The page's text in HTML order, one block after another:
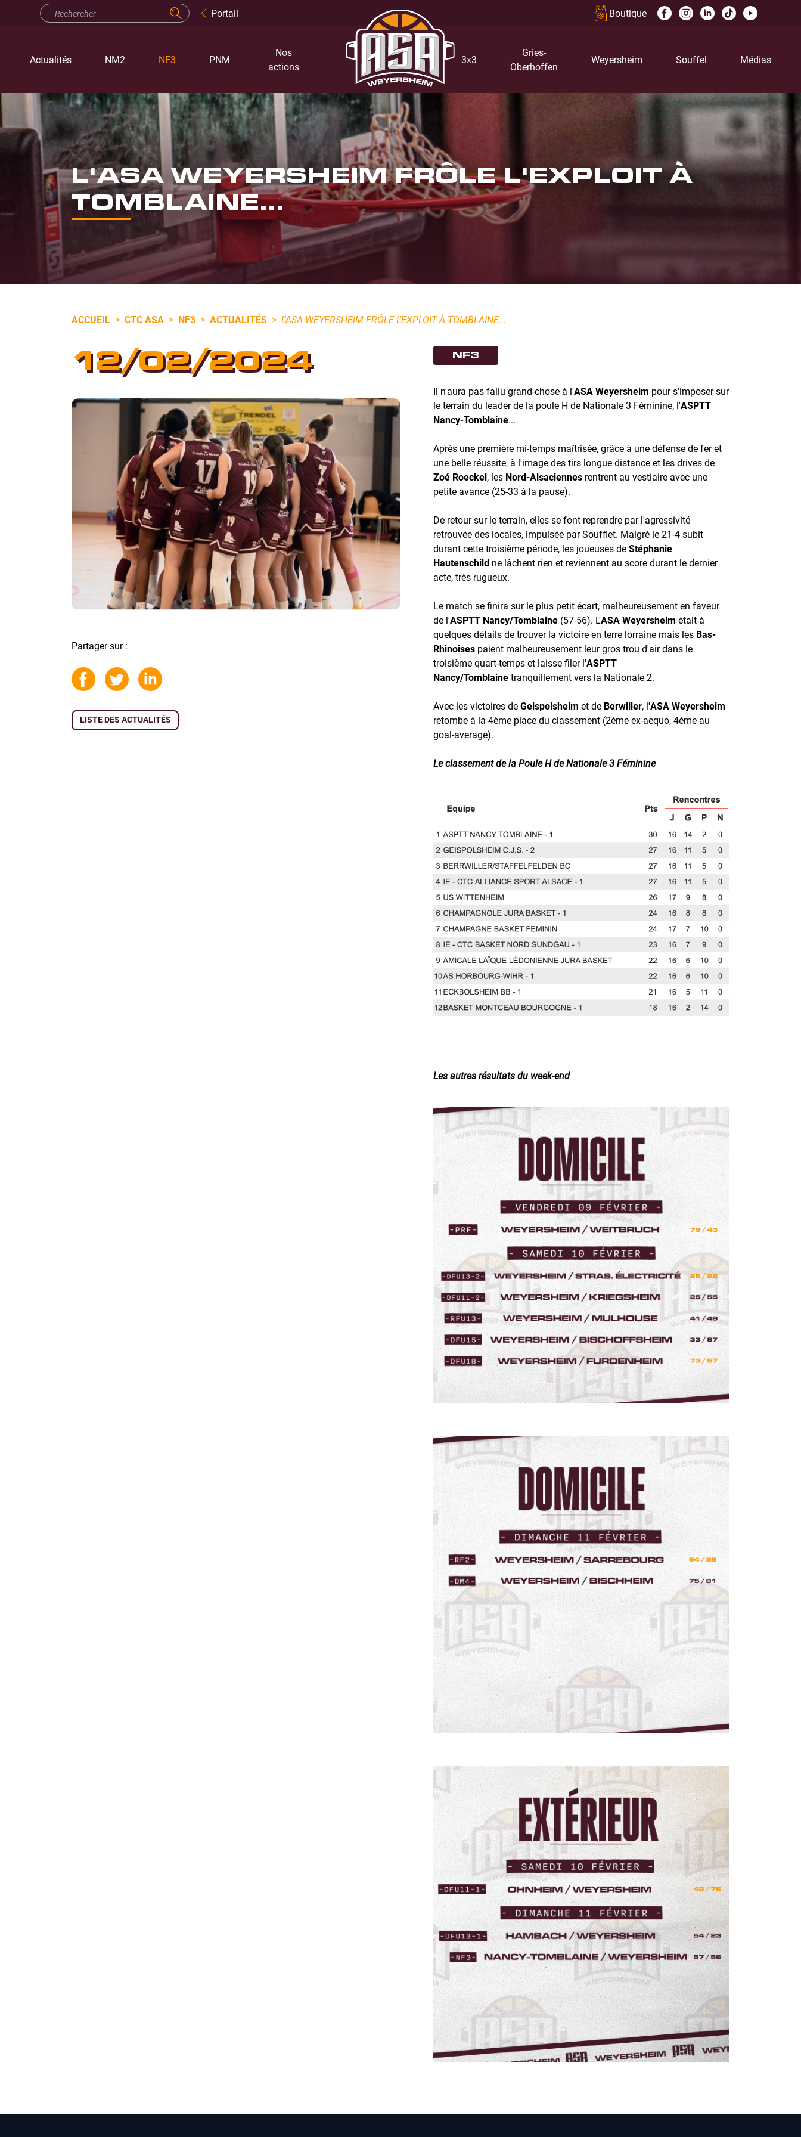
Portail Boutique
Actualités NM2 NF3 PNM
Nos
actions
3x3
Gries-
Oberhoffen
Weyersheim Souffel Médias
L'ASA WEYERSHEIM FRÔLE L'EXPLOIT À
TOMBLAINE...
ACCUEIL > CTC ASA > NF3 > ACTUALITÉS > L'ASA WEYERSHEIM FRÔLE L'EXPLOIT À TOMBLAINE...
12/02/2024
Partager sur :
LISTE DES ACTUALITÉS
NF3
Il n'aura pas fallu grand-chose à l'ASA Weyersheim pour s'imposer sur
le terrain du leader de la poule H de Nationale 3 Féminine, l'ASPTT
Nancy-Tomblaine...
Après une première mi-temps maîtrisée, grâce à une défense de fer et
une belle réussite, à l'image des tirs longue distance et les drives de
Zoé Roeckel, les Nord-Alsaciennes rentrent au vestiaire avec une
petite avance (25-33 à la pause).
De retour sur le terrain, elles se font reprendre par l'agressivité
retrouvée des locales, impulsée par Soufflet. Malgré le 21-4 subit
durant cette troisième période, les joueuses deStéphanie
Hautenschild ne lâchent rien et reviennent au score durant le dernier
acte, très rugueux.
Le match se finira sur le plus petit écart, malheureusement en faveur
de l'ASPTT Nancy/Tomblaine (57-56). L'ASA Weyersheim était à
quelques détails de trouver la victoire en terre lorraine mais les Bas-
Rhinoises paient malheureusement leur gros trou d'air dans le
troisième quart-temps et laisse filer l'ASPTT
Nancy/Tomblainetranquillement vers la Nationale 2.
Avec les victoires deGeispolsheim et de Berwiller, l'ASA Weyersheim
retombe à la 4ème place du classement (2ème ex-aequo, 4ème au
goal-average).
Le classement de la Poule H de Nationale 3 Féminine
Les autres résultats du week-end